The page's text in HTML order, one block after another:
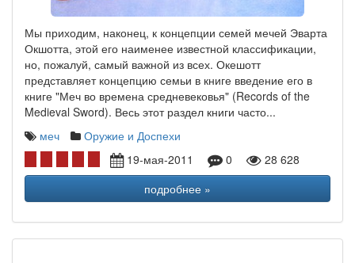
Мы приходим, наконец, к концепции семей мечей Эварта
Окшотта, этой его наименее известной классификации,
но, пожалуй, самый важной из всех. Окешотт
представляет концепцию семьи в книге введение его в
книге "Меч во времена средневековья" (Records of the
Medieval Sword). Весь этот раздел книги часто...
меч
Оружие и Доспехи
19-мая-2011
0
28 628
подробнее »